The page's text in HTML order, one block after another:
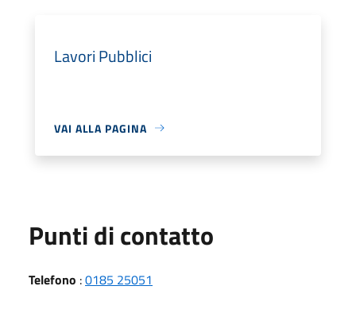
Lavori Pubblici
VAI ALLA PAGINA
Punti di contatto
Telefono :0185 25051